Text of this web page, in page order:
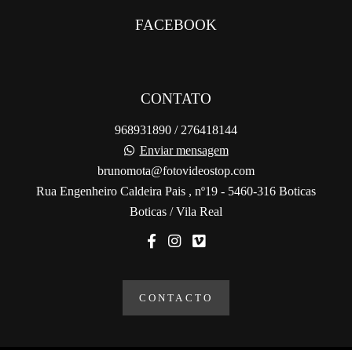
FACEBOOK
CONTATO
968931890 / 276418144
Enviar mensagem
brunomota@fotovideostop.com
Rua Engenheiro Caldeira Pais , nº19 - 5460-316 Boticas
Boticas / Vila Real
CONTACTO